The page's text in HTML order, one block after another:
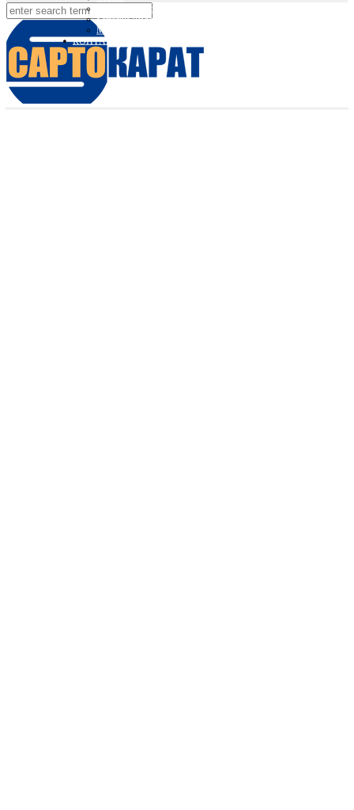
Вебинары Sartorius и Minebea Intec
Sartorius Видео
Minebea Intec Видео
КОНТАКТЫ